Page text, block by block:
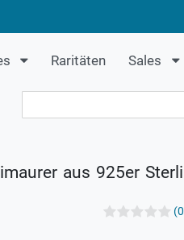
Raritäten Sales
aus 925er